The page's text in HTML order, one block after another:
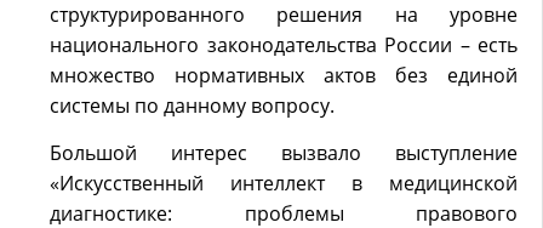
структурированного решения на уровне
национального законодательства России – есть
множество нормативных актов без единой
системы по данному вопросу.
Большой интерес вызвало выступление
«Искусственный интеллект в медицинской
диагностике: проблемы правового